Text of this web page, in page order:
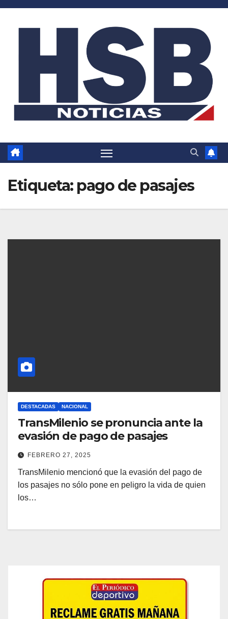
Saltar
Etiqueta: pago de pasajes
DESTACADAS NACIONAL
TransMilenio se pronuncia ante la
evasión de pago de pasajes
FEBRERO 27, 2025
TransMilenio mencionó que la evasión del pago de
los pasajes no sólo pone en peligro la vida de quien
los…